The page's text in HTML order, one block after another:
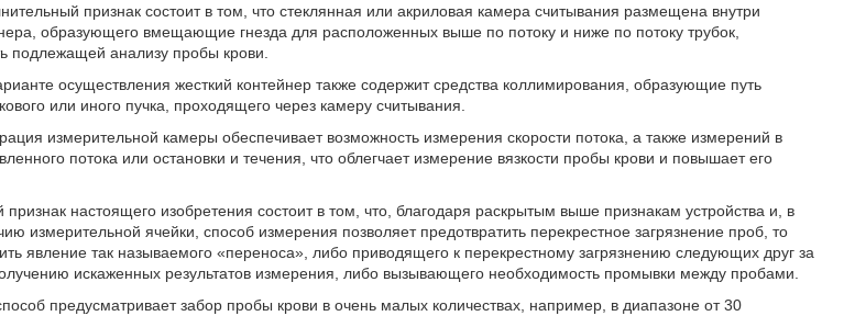
признак состоит в том, что стеклянная или акриловая камера считывания размещена внутри
образующего вмещающие гнезда для расположенных выше по потоку и ниже по потоку трубок,
подлежащей анализу пробы крови.
осуществления жесткий контейнер также содержит средства коллимирования, образующие путь
или иного пучка, проходящего через камеру считывания.
измерительной камеры обеспечивает возможность измерения скорости потока, а также измерений в
потока или остановки и течения, что облегчает измерение вязкости пробы крови и повышает его
настоящего изобретения состоит в том, что, благодаря раскрытым выше признакам устройства и, в
измерительной ячейки, способ измерения позволяет предотвратить перекрестное загрязнение проб, то
явление так называемого «переноса», либо приводящего к перекрестному загрязнению следующих друг за
искаженных результатов измерения, либо вызывающего необходимость промывки между пробами.
предусматривает забор пробы крови в очень малых количествах, например, в диапазоне от 30